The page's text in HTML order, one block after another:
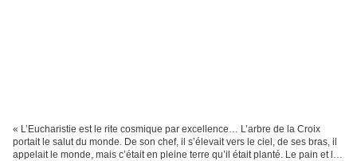
« L’Eucharistie est le rite cosmique par excellence… L’arbre de la Croix
portait le salut du monde. De son chef, il s’élevait vers le ciel, de ses bras, il
appelait le monde, mais c’était en pleine terre qu’il était planté. Le pain et le